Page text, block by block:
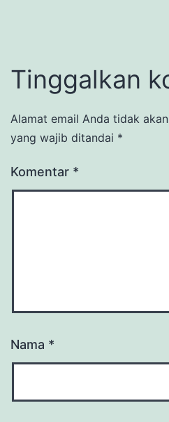
Tinggalkan
Alamat email Anda tidak
yang wajib ditandai *
Komentar *
Nama *